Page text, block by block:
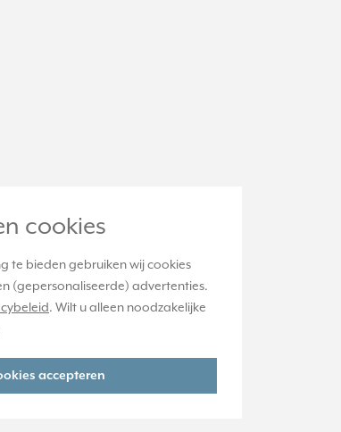
cookies
te bieden gebruiken wij cookies
(gepersonaliseerde) advertenties.
. Wilt u alleen noodzakelijke
accepteren